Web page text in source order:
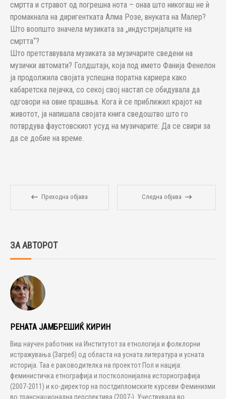
смртта и стравот од погрешна нота – онаа што никогаш не ѝ
промакнала на диригентката Алма Розе, внуката на Малер?
Што воопшто значела музиката за „индустријалците на
смртта“?
Што претставувала музиката за музичарите сведени на
музички автомати? Голдштајн, која под името Фанија Фенелон
ја продолжила својата успешна поратна кариера како
кабаретска пејачка, со секој свој настап се обидувала да
одговори на овие прашања. Кога ѝ се приближил крајот на
животот, ја напишала својата книга сведоштво што го
потврдува фаустовскиот усуд на музичарите: Да се свири за
да се добие на време.
Преходна објава Следна објава
ЗА АВТОРОТ
РЕНАТА ЈАМБРЕШИЌ КИРИН
Виш научен работник на Институтот за етнологија и фолклорни
истражувања (Загреб) од областа на усната литература и усната
историја. Таа е раководителка на проектот Пол и нација:
феминистичка етнографија и постколонијална историографија
(2007-2011) и ко-директор на постдипломските курсеви Феминизми
во транснационална перспектива (2007-). Учествувала во